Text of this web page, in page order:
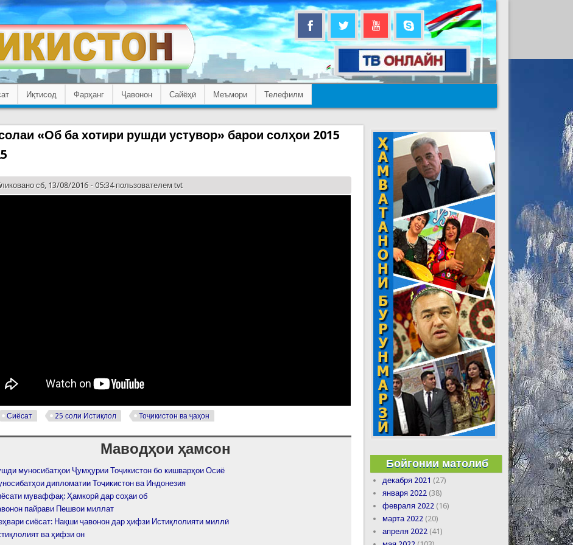
Иқтисод Фарҳанг Ҷавонон Сайёҳӣ Меъмори Телефилм
«Об ба хотири рушди устувор» барои солҳои 2015
сб, 13/08/2016 - 05:34 пользователемtvt
Сиёсат 25 соли Истиқлол Тоҷикистон ва ҷаҳон
Маводҳои ҳамсон
муносибатҳои Ҷумҳурии Тоҷикистон бo кишварҳои Осиё
дипломатии Тоҷикистон ва Индонезия
муваффақ: Ҳамкорӣ дар соҳаи об
пайрави Пешвои миллат
сиёсат: Нақши ҷавонон дар ҳифзи Истиқлолияти миллӣ
ва ҳифзи он
Бойгонии матолиб
декабря 2021 (27)
января 2022 (38)
февраля 2022 (16)
марта 2022 (20)
апреля 2022 (41)